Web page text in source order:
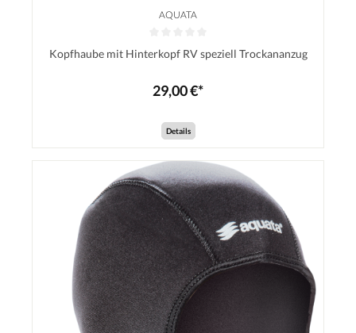
AQUATA
Durchschnittliche Bewertung von 0 von 5 Sternen
Kopfhaube mit Hinterkopf RV speziell Trockananzug
29,00 €*
Details